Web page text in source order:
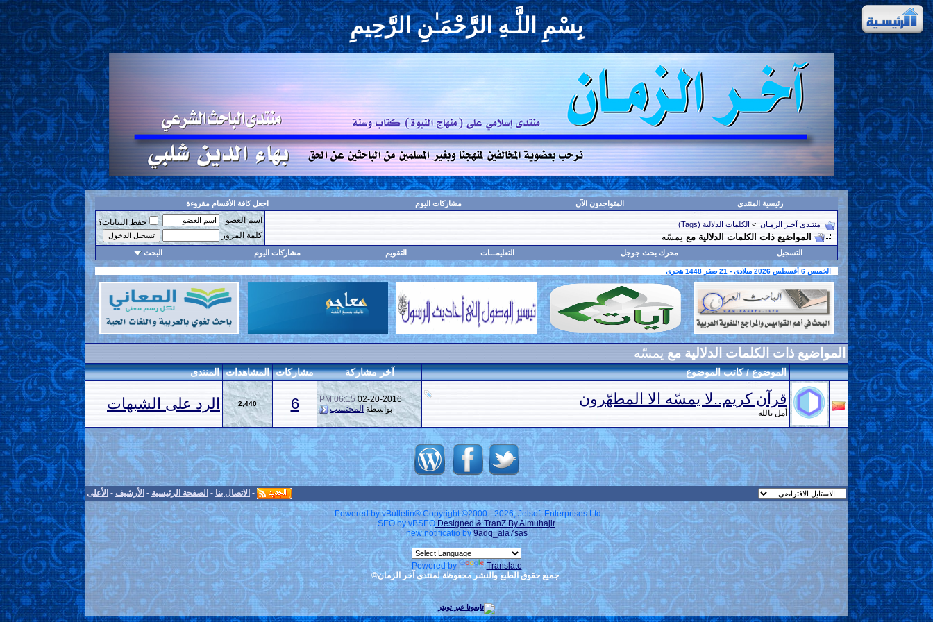
بِسْمِ اللَّـهِ الرَّحْمَـٰنِ الرَّحِيمِ
رئيسية المنتدى المتواجدون الآن مشاركات اليوم اجعل كافة الأقسام مقروءة
منتـدى آخـر الزمـان > الكلمات الدلالية (Tags)
المواضيع ذات الكلمات الدلالية مع يمسّه
اسم العضو
حفظ البيانات؟
كلمة المرور
التسجيل محرك بحث جوجل التعليمـــات التقويم مشاركات اليوم البحث
الخميس 6 أغسطس 2026 ميلادى - 21 صفر 1448 هجرى
المواضيع ذات الكلمات الدلالية مع يمسّه
الموضوع / كاتب الموضوع آخر مشاركة مشاركات المشاهدات المنتدى
قرآن كريم..لا يمسّه الا المطهّرون
أمل بالله
02-20-2016
06:15 PM
بواسطة المحتسب 6
2,440 الرد على الشبهات
- الاتصال بنا - الصفحة الرئيسية - الأرشيف - الأعلى
Powered by vBulletin® Copyright ©2000 - 2026, Jelsoft Enterprises Ltd.
SEO by vBSEODesigned & TranZ By Almuhajir
new notificatio by9adq_ala7sas
Powered by
Translate
جميع حقوق الطبع والنشر محفوظة لمنتدى آخر الزمان©